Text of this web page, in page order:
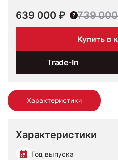
Характеристики
Характеристики
Год выпуска
639 000 ₽ 739
Купить в
Trade-In